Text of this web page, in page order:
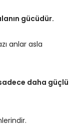
gücüdür.
anlar asla
daha güçlü